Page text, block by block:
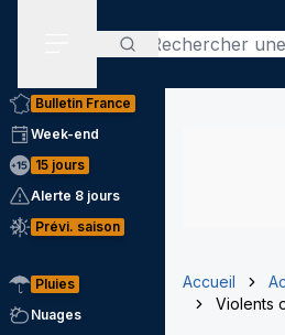
Rechercher
Bulletin France
Week-end
15 jours
Alerte 8 jours
Prévi. saison
Pluies
Nuages
Accueil
Violents